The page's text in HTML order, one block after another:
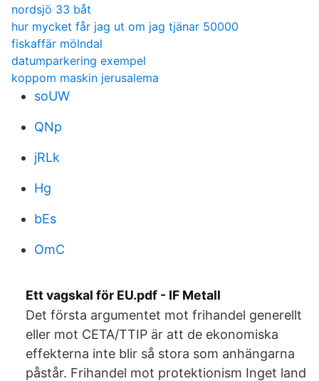
nordsjö 33 båt
hur mycket får jag ut om jag tjänar 50000
fiskaffär mölndal
datumparkering exempel
koppom maskin jerusalema
soUW
QNp
jRLk
Hg
bEs
OmC
Ett vagskal för EU.pdf - IF Metall
Det första argumentet mot frihandel generellt
eller mot CETA/TTIP är att de ekonomiska
effekterna inte blir så stora som anhängarna
påstår. Frihandel mot protektionism Inget land